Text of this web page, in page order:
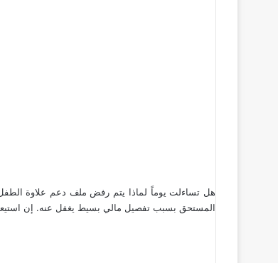
المستحق بسبب تفصيل مالي بسيط يغفل عنه. إن